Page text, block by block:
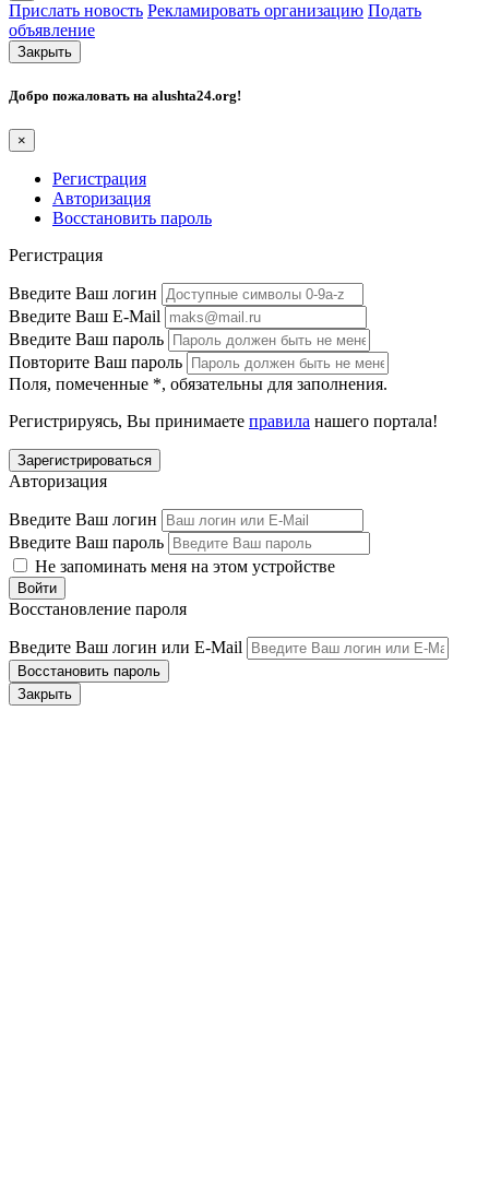
Прислать новость Рекламировать организацию Подать
объявление
Закрыть
Добро пожаловать на alushta24.org!
×
Регистрация
Авторизация
Восстановить пароль
Регистрация
Введите Ваш логин
Введите Ваш E-Mail
Введите Ваш пароль
Повторите Ваш пароль
Поля, помеченные *, обязательны для заполнения.
Регистрируясь, Вы принимаете правила нашего портала!
Авторизация
Введите Ваш логин
Введите Ваш пароль
Не запоминать меня на этом устройстве
Восстановление пароля
Введите Ваш логин или E-Mail
Закрыть